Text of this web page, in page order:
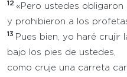
12 «Pero ustedes obligaron
y prohibieron a los
13 Pues bien, yo haré crujir
bajo los pies de ustedes,
como cruje una carreta